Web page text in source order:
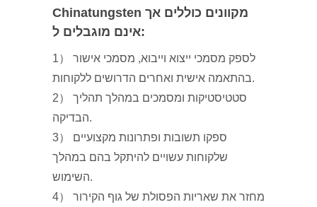
Chinatungsten מקוונים כוללים אך
אינם מוגבלים ל:
1） לספק מסמכי ייצוא וייבוא, מסמכי אישור
בהתאמה אישית ואחרים הדרושים ללקוחות.
2） סטטיסטיקות ומסמכים במהלך תהליך
הבדיקה.
3） ספקו תשובות ופתרונות מקצועיים
שלקוחות עשויים להיתקל בהם במהלך
השימוש.
4） מחזר את שאריות הפסולת של גוף הקירור